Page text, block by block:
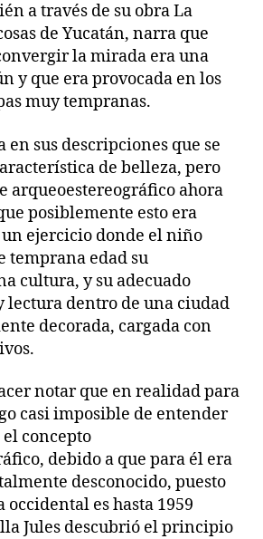
a través de su obra La
de Yucatán, narra que
la mirada era una
y que era provocada en los
muy tempranas.
sus descripciones que se
de belleza, pero
arqueoestereográfico ahora
posiblemente esto era
ejercicio donde el niño
temprana edad su
cultura, y su adecuado
dentro de una ciudad
decorada, cargada con
notar que en realidad para
casi imposible de entender
concepto
debido a que para él era
desconocido, puesto
es hasta 1959
Jules descubrió el principio